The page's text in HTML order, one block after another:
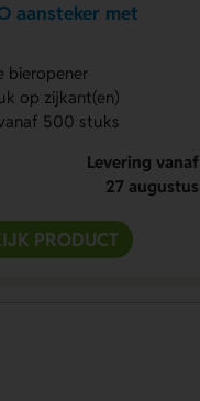
aansteker met
bieropener
op zijkant(en)
500 stuks
Levering vanaf
27 augustus
PRODUCT